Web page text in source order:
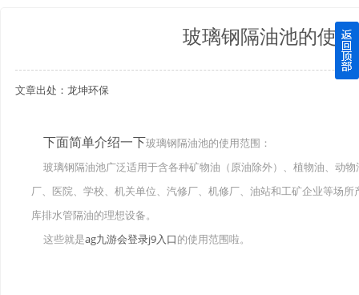
四川玻璃钢化粪池逐渐取代传统玻璃钢化粪池的这几点原因
关于重庆玻璃钢化粪池的这些基础知识你都记住了吗？
在安装绵阳玻璃钢化粪池时可能遇到这些难题
使用成都玻璃钢化粪池的七大好处你都记住了吗？
玻璃钢隔油池的使
文章出处：龙坤环保
下面简单介绍一下玻璃钢隔油池的使用范围：
玻璃钢隔油池广泛适用于含各种矿物油（原油除外）、植物油、动
厂、医院、学校、机关单位、汽修厂、机修厂、油站和工矿企业等场
库排水管隔油的理想设备。
这些就是ag九游会登录j9入口的使用范围啦。